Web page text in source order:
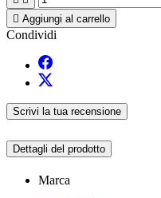
 Aggiungi al carrello
Condividi
Scrivi la tua recensione
Dettagli del prodotto
Marca